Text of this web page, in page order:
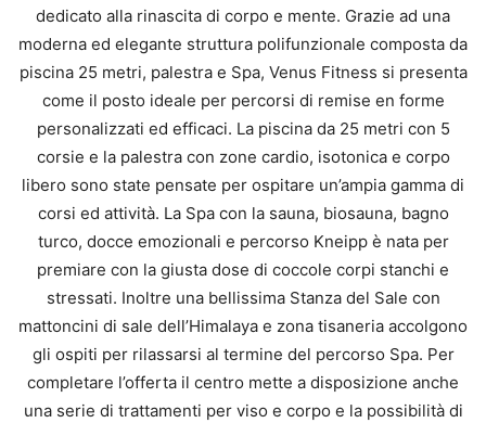
dedicato alla rinascita di corpo e mente. Grazie ad una
moderna ed elegante struttura polifunzionale composta da
piscina 25 metri, palestra e Spa, Venus Fitness si presenta
come il posto ideale per percorsi di remise en forme
personalizzati ed efficaci. La piscina da 25 metri con 5
corsie e la palestra con zone cardio, isotonica e corpo
libero sono state pensate per ospitare un’ampia gamma di
corsi ed attività. La Spa con la sauna, biosauna, bagno
turco, docce emozionali e percorso Kneipp è nata per
premiare con la giusta dose di coccole corpi stanchi e
stressati. Inoltre una bellissima Stanza del Sale con
mattoncini di sale dell’Himalaya e zona tisaneria accolgono
gli ospiti per rilassarsi al termine del percorso Spa. Per
completare l’offerta il centro mette a disposizione anche
una serie di trattamenti per viso e corpo e la possibilità di